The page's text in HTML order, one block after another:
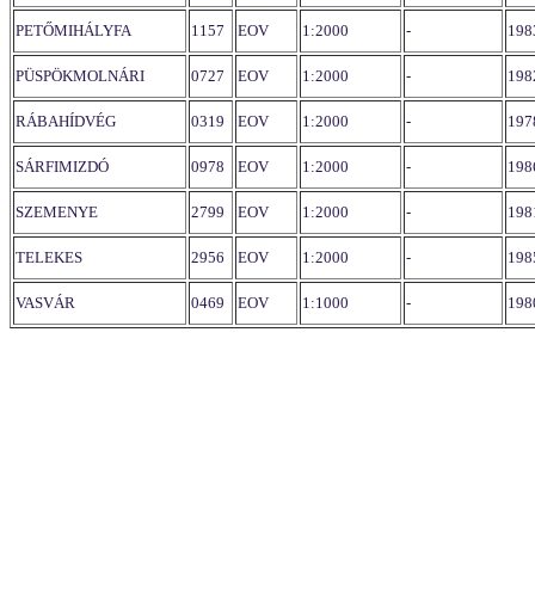
PETŐMIHÁLYFA 1157 EOV 1:2000 -
PÜSPÖKMOLNÁRI 0727 EOV 1:2000 -
RÁBAHÍDVÉG 0319 EOV 1:2000 -
SÁRFIMIZDÓ 0978 EOV 1:2000 -
SZEMENYE 2799 EOV 1:2000 -
TELEKES 2956 EOV 1:2000 -
VASVÁR 0469 EOV 1:1000 -